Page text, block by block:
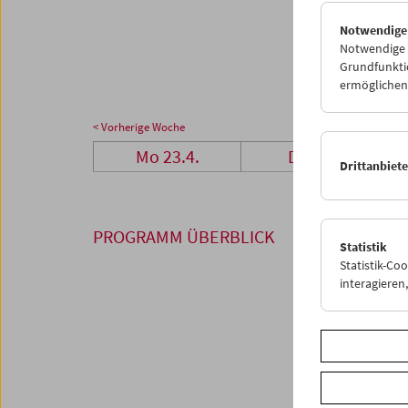
30
< Vorherige Woche
Mo 23.4. Di 24.4.
PROGRAMM ÜBERBLICK
Notwendige
Statistik
Statistik-